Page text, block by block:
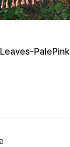
PalePink